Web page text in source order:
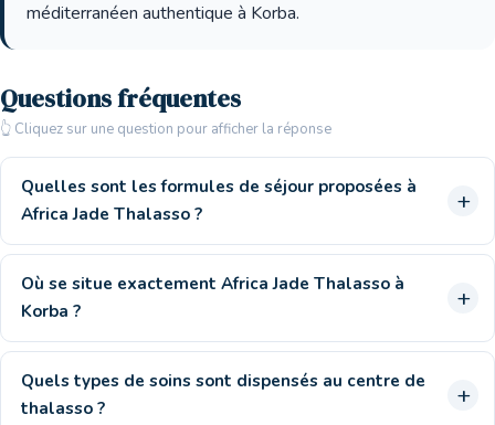
méditerranéen authentique à Korba.
Questions fréquentes
👆 Cliquez sur une question pour afficher la réponse
Quelles sont les formules de séjour proposées à
Africa Jade Thalasso ?
Où se situe exactement Africa Jade Thalasso à
Korba ?
Quels types de soins sont dispensés au centre de
thalasso ?